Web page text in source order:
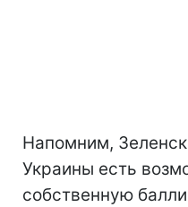
Напомним,
Украины есть
собственную